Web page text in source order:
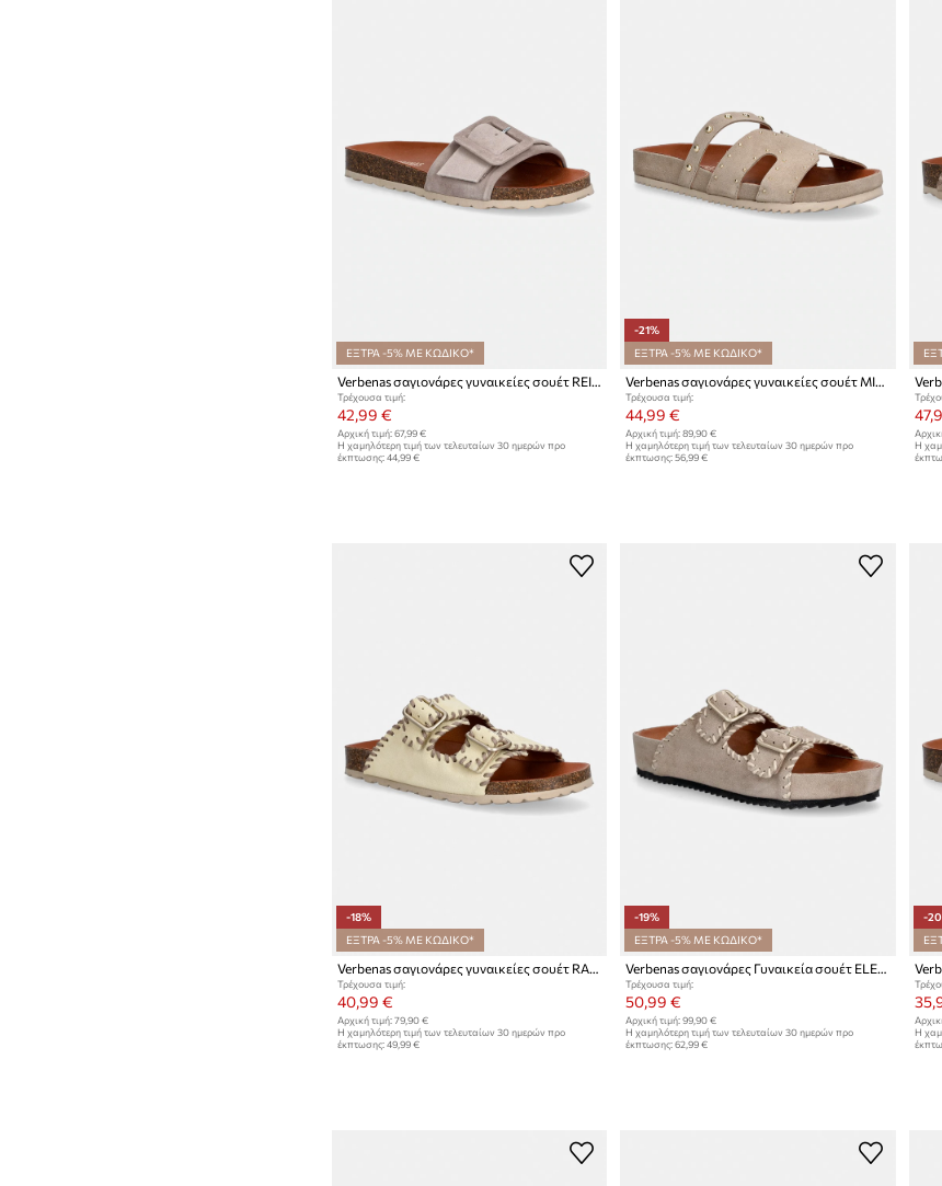
ΕΞΤΡΑ -5% ΜΕ ΚΩΔΙΚΟ*
Verbenas σαγιονάρες γυναικείες σουέτ REIKO VELOUR
Τρέχουσα τιμή:
42,99 €
Αρχική τιμή: 67,99 €
Η χαμηλότερη τιμή των τελευταίων 30 ημερών προ
έκπτωσης: 44,99 €
-21%
ΕΞΤΡΑ -5% ΜΕ ΚΩΔΙΚΟ*
Verbenas σαγιονάρες γυναικείες σουέτ MINA SERRAJE TACHAS
Τρέχουσα τιμή:
44,99 €
Αρχική τιμή: 89,90 €
Η χαμηλότερη τιμή των τελευταίων 30 ημερών προ
έκπτωσης: 56,99 €
Η
-18%
ΕΞΤΡΑ -5% ΜΕ ΚΩΔΙΚΟ*
Τρέχουσα τιμή:
40,99 €
Αρχική τιμή: 79,90 €
Η χαμηλότερη τιμή των τελευταίων 30 ημερών προ
έκπτωσης: 49,99 €
-19%
ΕΞΤΡΑ -5% ΜΕ ΚΩΔΙΚΟ*
Τρέχουσα τιμή:
50,99 €
Αρχική τιμή: 99,90 €
Η χαμηλότερη τιμή των τελευταίων 30 ημερών προ
έκπτωσης: 62,99 €
-
Η